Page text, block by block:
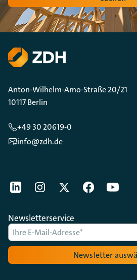
Anton-Wilhelm-Amo-Straße 20/21
10117 Berlin
+49 30 20619-0
info@zdh.de
[Der ZDH in den Sozialen Netzwerken]
LinkedIninstagramTwitterFacebookYoutube
Newsletterservice
Newsletter